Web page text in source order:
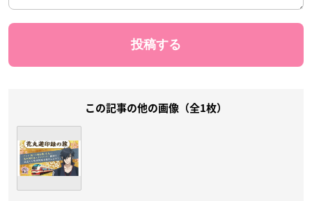
この記事の他の画像（全1枚）